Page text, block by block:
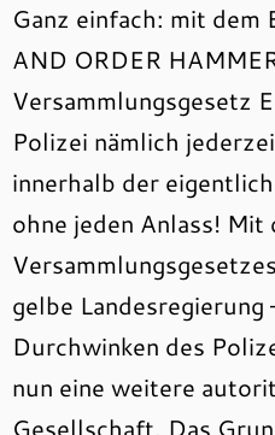
Ganz einfach: mit
AND ORDER
Versammlungsgesetz
Polizei nämlich
innerhalb der
ohne jeden Anlass!
gelbe Landesregierung
Durchwinken des
nun eine weitere
Gesellschaft. Das